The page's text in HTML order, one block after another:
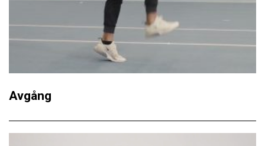
Avgång